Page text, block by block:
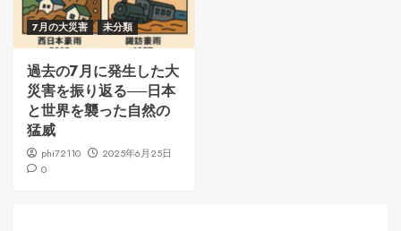
7月の大災害 未分類
過去の7月に発生した大
災害を振り返る──日本
と世界を襲った自然の
猛威
phi72110
2025年6月25日
0